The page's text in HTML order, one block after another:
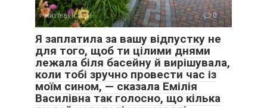
життєві історії 0
Я заплатила за вашу відпустку не
для того, щоб ти цілими днями
лежала біля басейну й вирішувала,
коли тобі зручно провести час із
моїм сином, — сказала Емілія
Василівна так голосно, що кілька